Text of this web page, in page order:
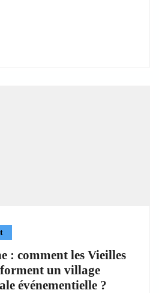
: comment les Vieilles
un village
événementielle ?